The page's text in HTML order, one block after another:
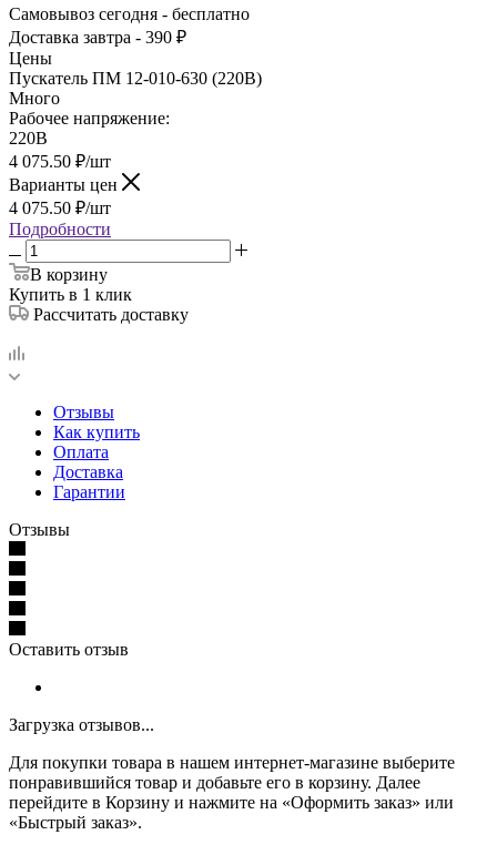
Самовывоз сегодня - бесплатно
Доставка завтра - 390 ₽
Цены
Пускатель ПМ 12-010-630 (220В)
Много
Рабочее напряжение:
220В
4 075.50 ₽/шт
Варианты цен
4 075.50 ₽/шт
Подробности
В корзину
Купить в 1 клик
Рассчитать доставку
Отзывы
Как купить
Оплата
Доставка
Гарантии
Отзывы
Оставить отзыв
Загрузка отзывов...
Для покупки товара в нашем интернет-магазине выберите
понравившийся товар и добавьте его в корзину. Далее
перейдите в Корзину и нажмите на «Оформить заказ» или
«Быстрый заказ».